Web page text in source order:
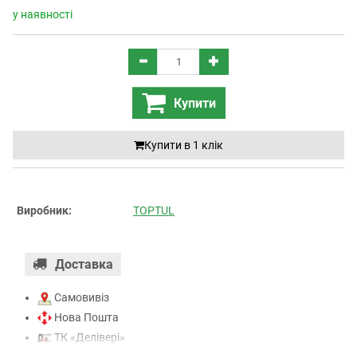
у наявності
Купити
Купити в 1 клiк
Виробник: TOPTUL
Доставка
Самовивіз
Нова Пошта
ТК «Делівері»